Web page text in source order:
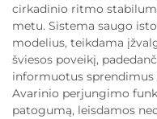
cirkadinio ritmo
metu. Sistema saugo
modelius, teikdama
šviesos poveikį,
informuotus sprendimus
Avarinio perjungimo
patogumą, leisdamos